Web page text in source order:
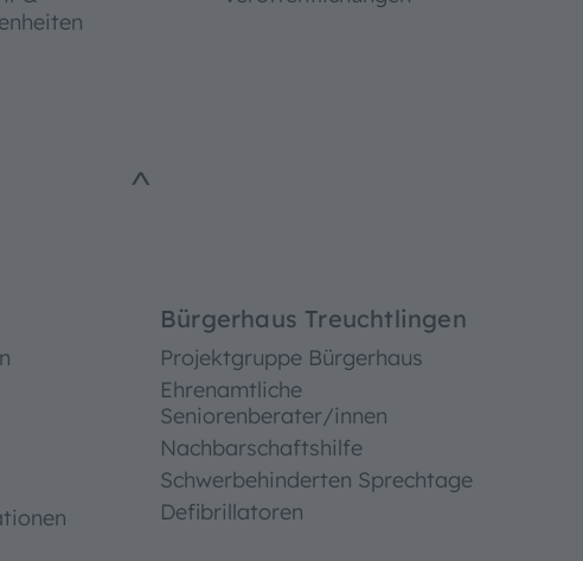
^
Bürgerhaus Treuchtlingen
Projektgruppe Bürgerhaus
Ehrenamtliche
Seniorenberater/innen
Nachbarschaftshilfe
Schwerbehinderten Sprechtage
Defibrillatoren